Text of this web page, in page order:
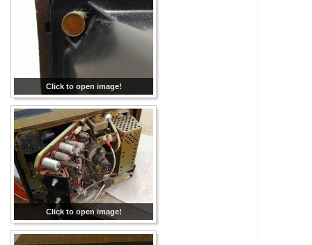
Click to open image!
Click to open image!